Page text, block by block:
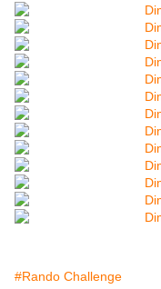
#Rando Challenge